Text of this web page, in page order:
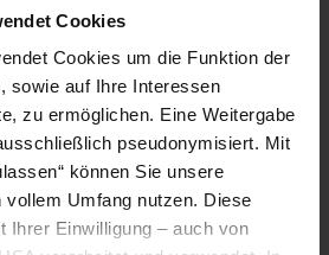
Cookies
Cookies um die Funktion der
sowie auf Ihre Interessen
zu ermöglichen. Eine Weitergabe
pseudonymisiert. Mit
können Sie unsere
vollem Umfang nutzen. Diese
Ihrer Einwilligung – auch von
und Bauarbeiten
geplant sind, finden Sie im
Die Bauarbeiten sind für die
geplant, es kann jedoch aus
Gründen zu einer
kommen. Informationen zu
werden rechtzeitig bekannt